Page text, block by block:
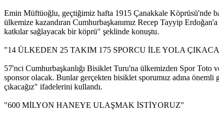
Emin Müftüoğlu, geçtiğimiz hafta 1915 Çanakkale Köprüsü'nde
ülkemize kazandıran Cumhurbaşkanımız Recep Tayyip
katkılar sağlayacak bir köprü" şeklinde konuştu.
"14 ÜLKEDEN 25 TAKIM 175 SPORCU İLE YOLA
57'nci Cumhurbaşkanlığı Bisiklet Turu'na ülkemizden Spor Toto
sponsor olacak. Bunlar gerçekten bisiklet sporumuz adına
çıkacağız" ifadelerini kullandı.
"600 MİLYON HANEYE ULAŞMAK İSTİYORUZ"